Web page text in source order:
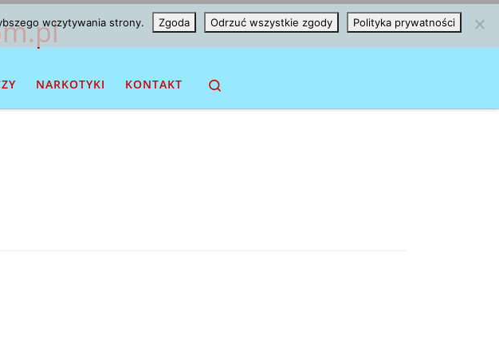
NARKOTYKI KONTAKT
wczytywania strony. Zgoda Odrzuć wszystkie zgody Polityka prywatności